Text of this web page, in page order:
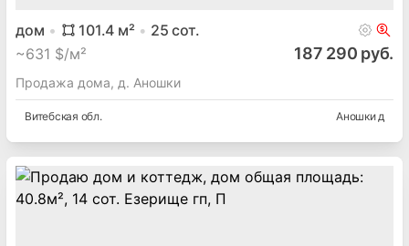
дом 101.4 м² 25 сот.
~631 $/м² 187 290 руб.
Продажа дома, д. Аношки
Витебская обл. Аношки д